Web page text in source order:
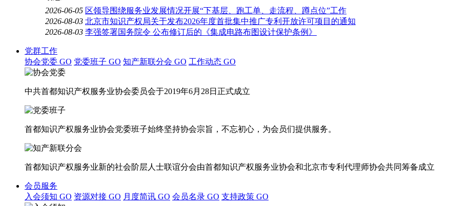
2026-06-05 区领导围绕服务业发展情况开展“下基层、跑工单、走流程、蹲点位”工作
2026-08-03 北京市知识产权局关于发布2026年度首批集中推广专利开放许可项目的通知
2026-08-03 李强签署国务院令 公布修订后的《集成电路布图设计保护条例》
党群工作
协会党委 GO 党委班子 GO 知产新联分会 GO 工作动态 GO
中共首都知识产权服务业协会委员会于2019年6月28日正式成立
首都知识产权服务业协会党委班子始终坚持协会宗旨，不忘初心，为会员们提供服务。
首都知识产权服务业新的社会阶层人士联谊分会由首都知识产权服务业协会和北京市专利代理师协会共同筹备成立
会员服务
入会须知 GO 资源对接 GO 月度简讯 GO 会员名录 GO 支持政策 GO